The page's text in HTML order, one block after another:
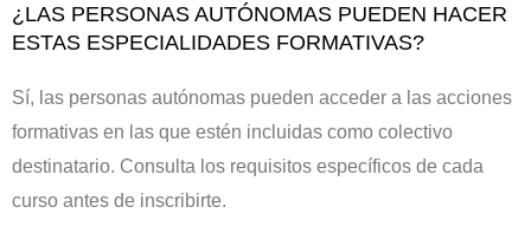
¿LAS PERSONAS AUTÓNOMAS PUEDEN HACER
ESTAS ESPECIALIDADES FORMATIVAS?
Sí, las personas autónomas pueden acceder a las acciones
formativas en las que estén incluidas como colectivo
destinatario. Consulta los requisitos específicos de cada
curso antes de inscribirte.